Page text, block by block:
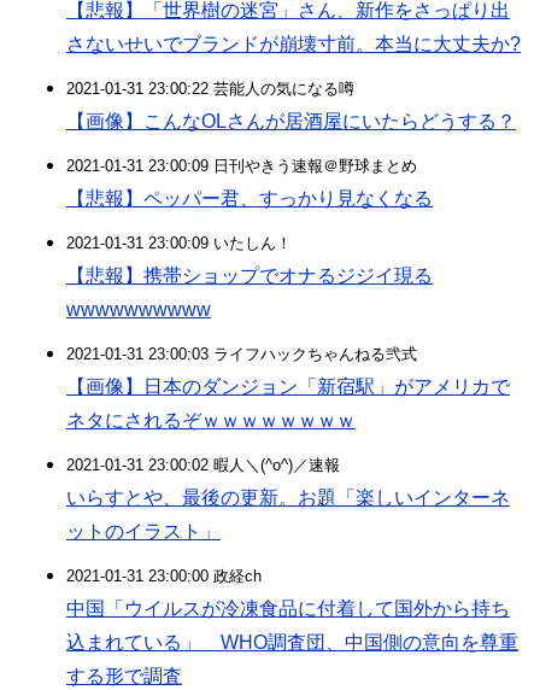
【悲報】「世界樹の迷宮」さん、新作をさっぱり出
さないせいでブランドが崩壊寸前。本当に大丈夫か?
2021-01-31 23:00:22 芸能人の気になる噂
【画像】こんなOLさんが居酒屋にいたらどうする？
2021-01-31 23:00:09 日刊やきう速報＠野球まとめ
【悲報】ペッパー君、すっかり見なくなる
2021-01-31 23:00:09 いたしん！
【悲報】携帯ショップでオナるジジイ現る
wwwwwwwwww
2021-01-31 23:00:03 ライフハックちゃんねる弐式
【画像】日本のダンジョン「新宿駅」がアメリカで
ネタにされるぞｗｗｗｗｗｗｗｗ
2021-01-31 23:00:02 暇人＼(^o^)／速報
いらすとや、最後の更新。お題「楽しいインターネ
ットのイラスト」
2021-01-31 23:00:00 政経ch
中国「ウイルスが冷凍食品に付着して国外から持ち
込まれている」 WHO調査団、中国側の意向を尊重
する形で調査